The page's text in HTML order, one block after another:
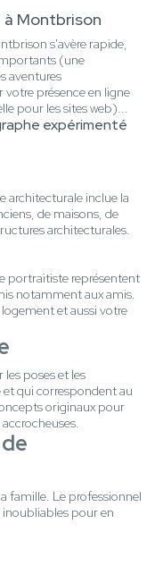
Montbrison
s'avère rapide,
(une
aventures
présence en ligne
pour les sites web)...
expérimenté
architecturale inclue la
de maisons, de
architecturales.
portraitiste représentent
notamment aux amis.
et aussi votre
poses et les
qui correspondent au
originaux pour
famille. Le professionnel
pour en